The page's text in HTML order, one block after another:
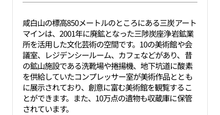
咸白山の標高850メートルのところにある三炭アート
マインは、2001年に廃鉱となった三陟炭座浄岩鉱業
所を活用した文化芸術の空間です。10の美術館や会
議室、レジデンシールーム、カフェなどがあり、昔
の鉱山施設である洗靴場や捲揚機、地下坑道に酸素
を供給していたコンプレッサー室が美術作品ととも
に展示されており、創意に富む美術館を観覧するこ
とができます。また、10万点の遺物も収蔵庫に保管
されています。